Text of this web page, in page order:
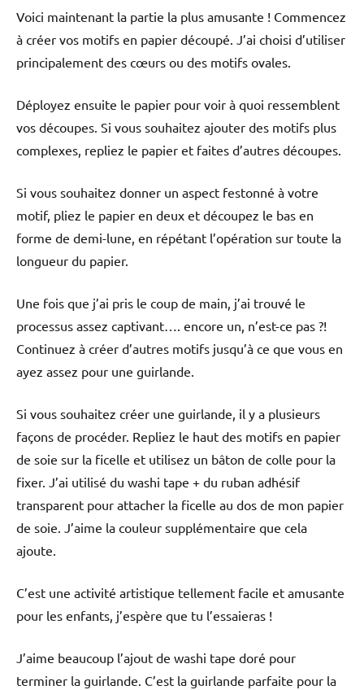
Voici maintenant la partie la plus amusante ! Commencez
à créer vos motifs en papier découpé. J’ai choisi d’utiliser
principalement des cœurs ou des motifs ovales.
Déployez ensuite le papier pour voir à quoi ressemblent
vos découpes. Si vous souhaitez ajouter des motifs plus
complexes, repliez le papier et faites d’autres découpes.
Si vous souhaitez donner un aspect festonné à votre
motif, pliez le papier en deux et découpez le bas en
forme de demi-lune, en répétant l’opération sur toute la
longueur du papier.
Une fois que j’ai pris le coup de main, j’ai trouvé le
processus assez captivant…. encore un, n’est-ce pas ?!
Continuez à créer d’autres motifs jusqu’à ce que vous en
ayez assez pour une guirlande.
Si vous souhaitez créer une guirlande, il y a plusieurs
façons de procéder. Repliez le haut des motifs en papier
de soie sur la ficelle et utilisez un bâton de colle pour la
fixer. J’ai utilisé du washi tape + du ruban adhésif
transparent pour attacher la ficelle au dos de mon papier
de soie. J’aime la couleur supplémentaire que cela
ajoute.
C’est une activité artistique tellement facile et amusante
pour les enfants, j’espère que tu l’essaieras !
J’aime beaucoup l’ajout de washi tape doré pour
terminer la guirlande. C’est la guirlande parfaite pour la